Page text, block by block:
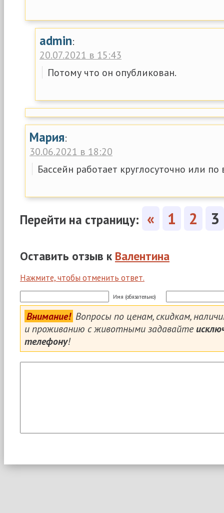
admin:
20.07.2021 в 15:43
Потому что он опубликован.
Мария:
30.06.2021 в 18:20
Бассейн работает круглосуточно или
Перейти на страницу: « 1 2 3
Оставить отзыв к Валентина
Нажмите, чтобы отменить ответ.
Имя (обязательно)
Внимание! Вопросы по ценам, скидкам,
и проживанию с животными задавайте
телефону!